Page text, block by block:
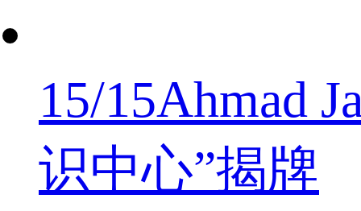
15/15Ahmad
识中心”揭牌